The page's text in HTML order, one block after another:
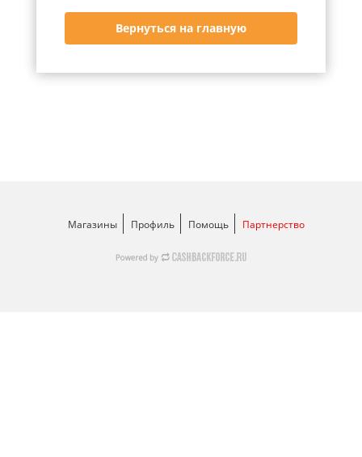
Вернуться на главную
Магазины Профиль Помощь Партнерство